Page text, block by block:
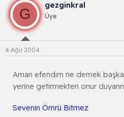
G
gezginkral
Üye
4 Ağu 2004
Aman efendim ne demek
yerine getirmekten onur
Sevenin Ömrü Bitmez